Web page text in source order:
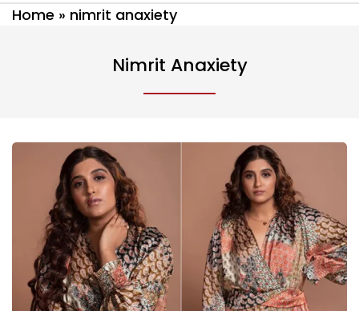
Home » nimrit anaxiety
Nimrit Anaxiety